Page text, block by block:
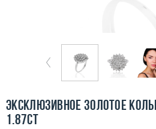
Покупка и оплата
Ломбард
Эксклюзивное золотое
1.87ct